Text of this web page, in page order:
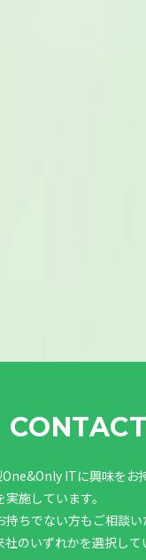
CONTACT
ITに興味をお
施しています。
ちでない方もご相談い
のいずれかを選択して